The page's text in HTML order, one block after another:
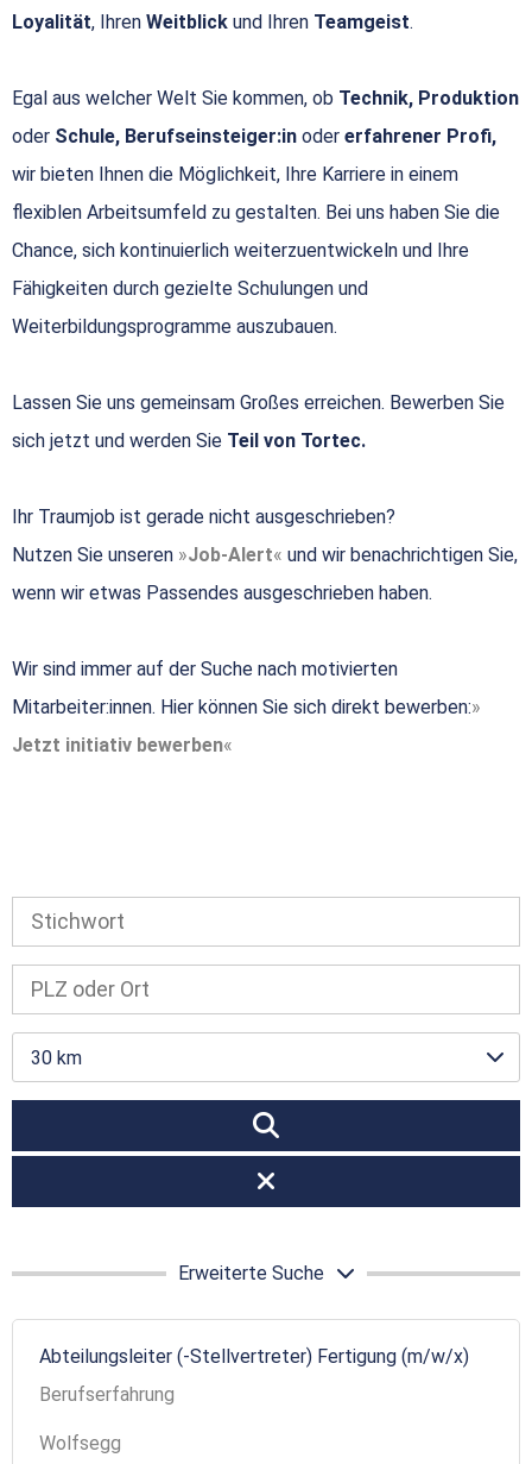
Loyalität, Ihren Weitblick und Ihren Teamgeist.
Egal aus welcher Welt Sie kommen, ob Technik, Produktion
oder Schule, Berufseinsteiger:in oder erfahrener Profi,
wir bieten Ihnen die Möglichkeit, Ihre Karriere in einem
flexiblen Arbeitsumfeld zu gestalten. Bei uns haben Sie die
Chance, sich kontinuierlich weiterzuentwickeln und Ihre
Fähigkeiten durch gezielte Schulungen und
Weiterbildungsprogramme auszubauen.
Lassen Sie uns gemeinsam Großes erreichen. Bewerben Sie
sich jetzt und werden Sie Teil von Tortec.
Ihr Traumjob ist gerade nicht ausgeschrieben?
Nutzen Sie unseren
Job-Alert
und wir benachrichtigen Sie,
wenn wir etwas Passendes ausgeschrieben haben.
Wir sind immer auf der Suche nach motivierten
Mitarbeiter:innen. Hier können Sie sich direkt bewerben:
Jetzt initiativ bewerben
30 km
Erweiterte Suche
Abteilungsleiter (-Stellvertreter) Fertigung (m/w/x)
Berufserfahrung
Wolfsegg